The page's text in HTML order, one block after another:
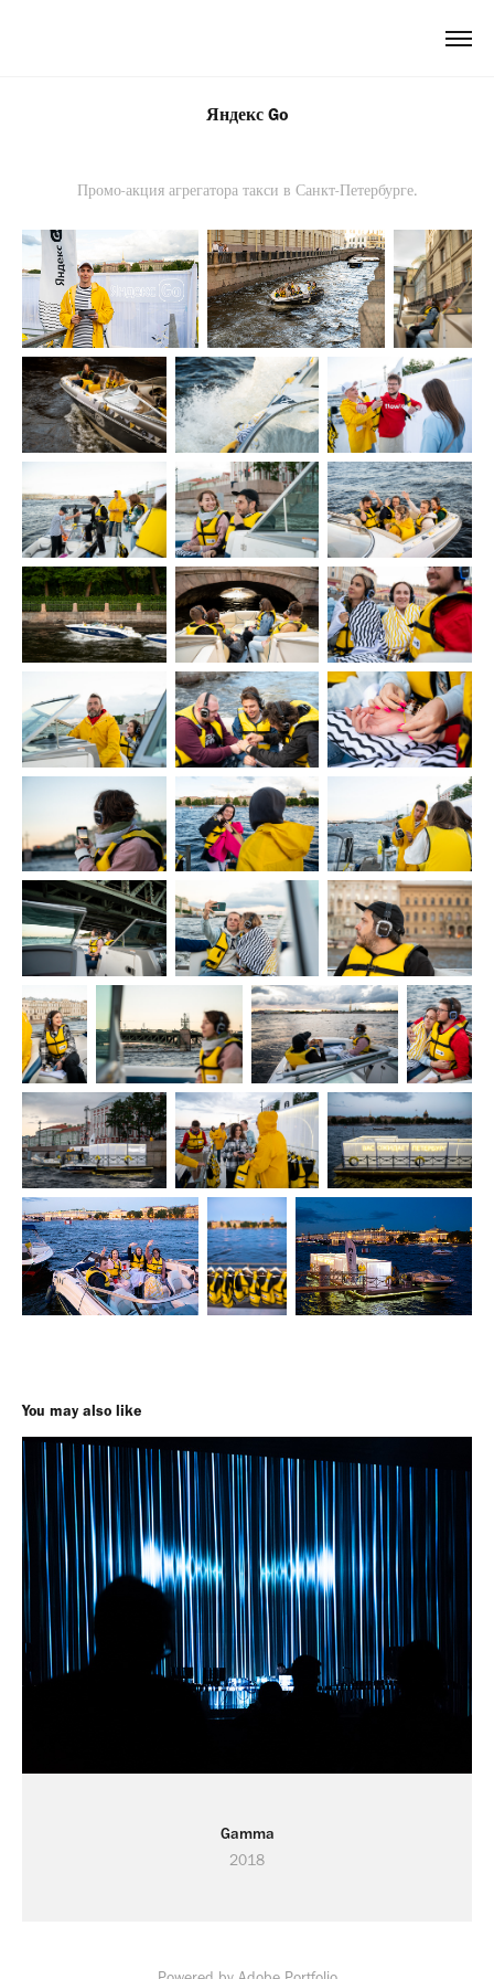
Яндекс Go
Промо-акция агрегатора такси в Санкт-Петербурге.
You may also like
Gamma
2018